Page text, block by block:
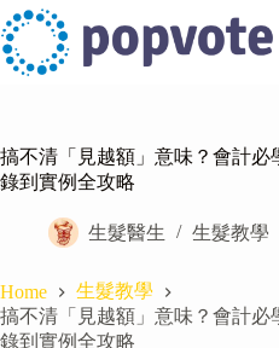
Skip
to
content
搞不清「見越額」意味？會計必
錄到實例全攻略
生髮醫生 生髮教學
Home
生髮教學
搞不清「見越額」意味？會計必
錄到實例全攻略